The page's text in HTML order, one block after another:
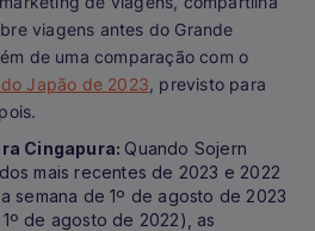
viagens antes do Grande
de uma comparação com o
Japão de 2023, previsto para
Cingapura: Quando Sojern
mais recentes de 2023 e 2022
semana de 1º de agosto de 2023
de agosto de 2022), as